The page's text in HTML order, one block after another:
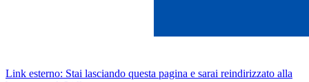
Link esterno: Stai lasciando questa pagina e sarai reindirizzato alla